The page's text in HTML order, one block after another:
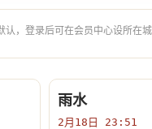
，登录后可在会员中心设所在城
雨水
2月18日 23:51